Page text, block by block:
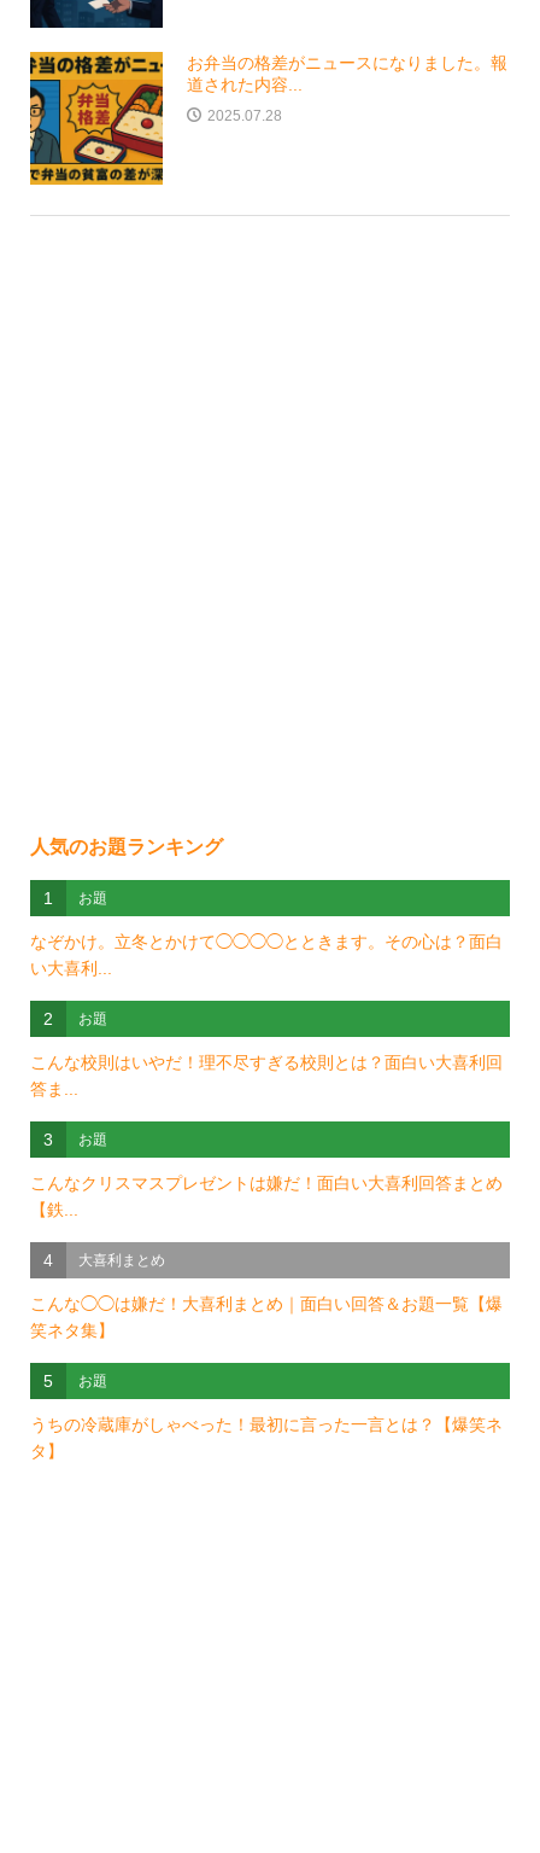
お弁当の格差がニュースになりました。報
道された内容...
2025.07.28
人気のお題ランキング
1 お題
なぞかけ。立冬とかけて◯◯◯◯とときます。その心は？面白
い大喜利...
2 お題
こんな校則はいやだ！理不尽すぎる校則とは？面白い大喜利回
答ま...
3 お題
こんなクリスマスプレゼントは嫌だ！面白い大喜利回答まとめ
【鉄...
4 大喜利まとめ
こんな◯◯は嫌だ！大喜利まとめ｜面白い回答＆お題一覧【爆
笑ネタ集】
5 お題
うちの冷蔵庫がしゃべった！最初に言った一言とは？【爆笑ネ
タ】